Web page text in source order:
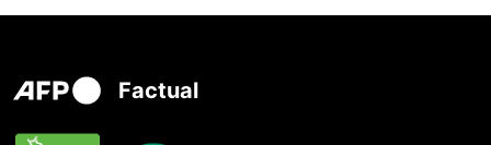
Factual